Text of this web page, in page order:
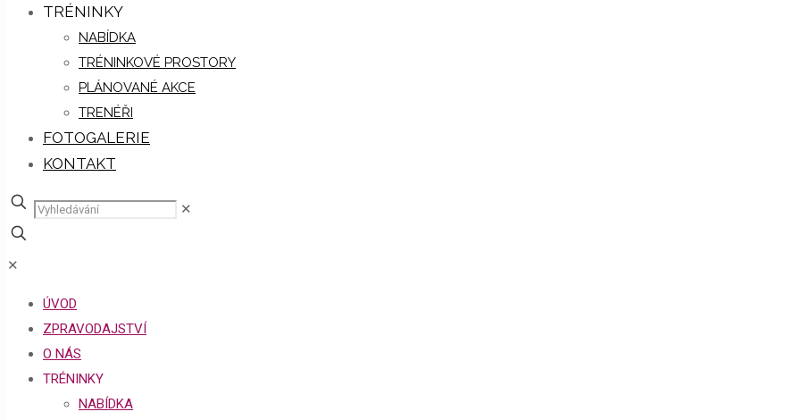
TRÉNINKY
NABÍDKA
TRÉNINKOVÉ PROSTORY
PLÁNOVANÉ AKCE
TRENÉŘI
FOTOGALERIE
KONTAKT
✕
✕
ÚVOD
ZPRAVODAJSTVÍ
O NÁS
TRÉNINKY
NABÍDKA